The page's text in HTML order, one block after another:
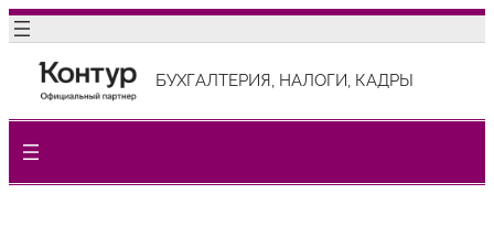
Перейти
содержимому
БУХГАЛТЕРИЯ, НАЛОГИ, КАДРЫ